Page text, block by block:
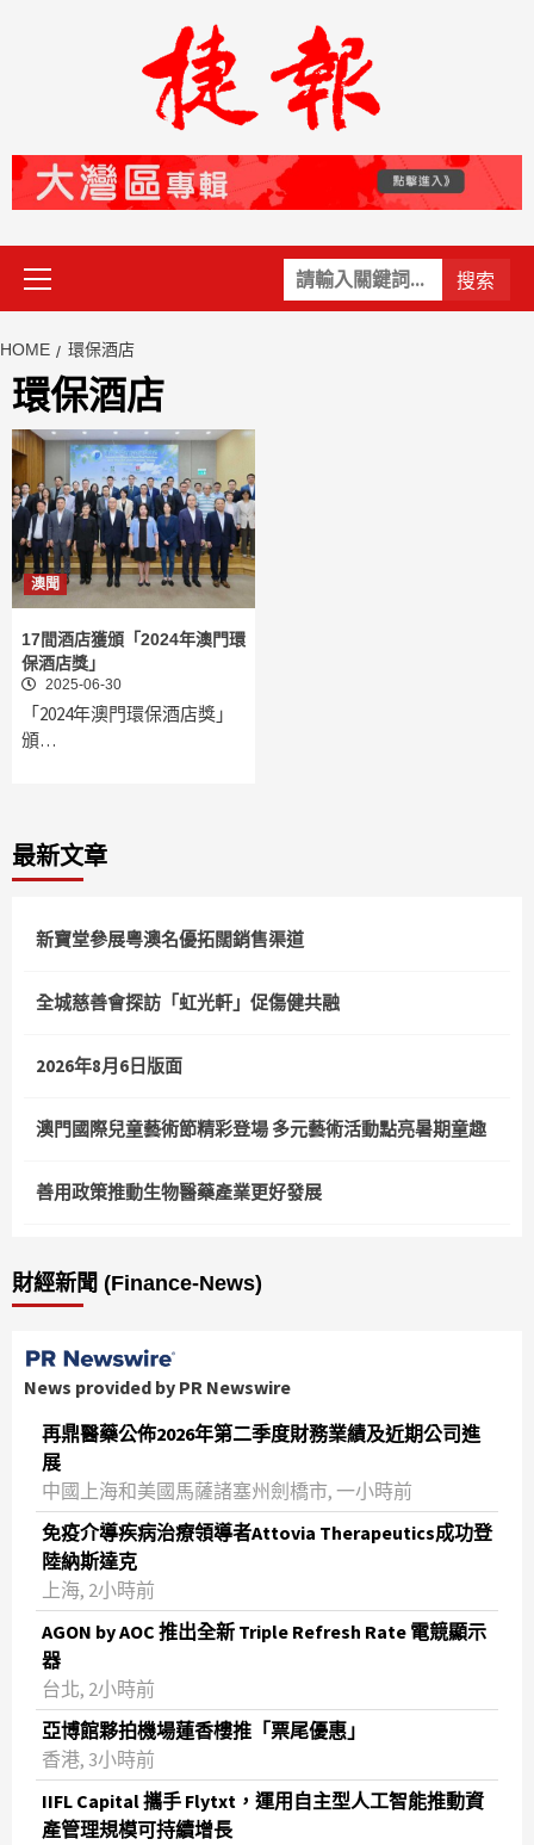
關
鍵
Primary
Menu
HOME 環保酒店
環保酒店
澳聞
17間酒店獲頒「2024年澳門環
保酒店獎」
2025-06-30
「2024年澳門環保酒店獎」
頒…
最新文章
新寶堂參展粵澳名優拓闊銷售渠道
全城慈善會探訪「虹光軒」促傷健共融
2026年8月6日版面
澳門國際兒童藝術節精彩登場 多元藝術活動點亮暑期童趣
善用政策推動生物醫藥產業更好發展
財經新聞 (Finance-News)
News provided by PR Newswire
再鼎醫藥公佈2026年第二季度財務業績及近期公司進
展
中國上海和美國馬薩諸塞州劍橋市, 一小時前
免疫介導疾病治療領導者Attovia Therapeutics成功登
陸納斯達克
上海, 2小時前
AGON by AOC 推出全新 Triple Refresh Rate 電競顯示
器
台北, 2小時前
亞博館夥拍機場蓮香樓推「票尾優惠」
香港, 3小時前
IIFL Capital 攜手 Flytxt，運用自主型人工智能推動資
產管理規模可持續增長